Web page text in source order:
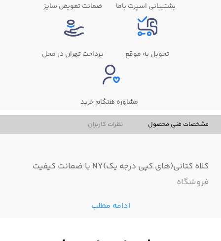
پشتیبانی اسپرت باما ضمانت تعویض سایز
تحویل به موقع پرداخت تهران در محل
مشاوره هنگام خرید
مشخصات فنی محصول نظرات کاربران
کلاه کتانی(های کپی درجه یک)NY با ضمانت کیفیت
فروشگاه
ادامه مطلب